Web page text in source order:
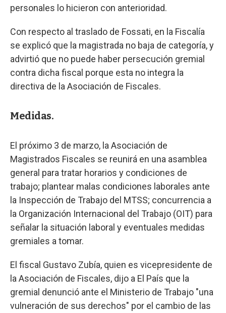
personales lo hicieron con anterioridad.
Con respecto al traslado de Fossati, en la Fiscalía
se explicó que la magistrada no baja de categoría, y
advirtió que no puede haber persecución gremial
contra dicha fiscal porque esta no integra la
directiva de la Asociación de Fiscales.
Medidas.
El próximo 3 de marzo, la Asociación de
Magistrados Fiscales se reunirá en una asamblea
general para tratar horarios y condiciones de
trabajo; plantear malas condiciones laborales ante
la Inspección de Trabajo del MTSS; concurrencia a
la Organización Internacional del Trabajo (OIT) para
señalar la situación laboral y eventuales medidas
gremiales a tomar.
El fiscal Gustavo Zubía, quien es vicepresidente de
la Asociación de Fiscales, dijo a El País que la
gremial denunció ante el Ministerio de Trabajo "una
vulneración de sus derechos" por el cambio de las